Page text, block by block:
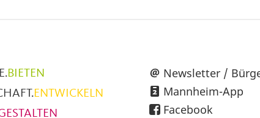
BIETEN
ENTWICKELN
Newsletter /
Mannheim-App
Facebook